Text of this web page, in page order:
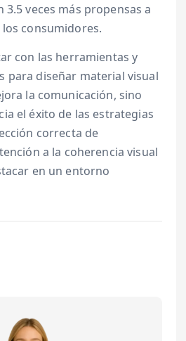
veces más propensas a
consumidores.
con las herramientas y
para diseñar material visual
la comunicación, sino
el éxito de las estrategias
correcta de
a la coherencia visual
en un entorno